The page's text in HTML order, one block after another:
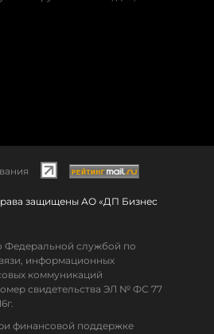
защищены АО «ДП Бизнес
Федеральной службой по
информационных
коммуникаций
свидетельства ЭЛ № ФС 77
финансовой поддержке